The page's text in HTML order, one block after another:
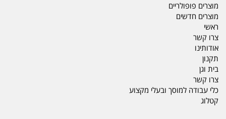
מוצרים פופולריים
מוצרים חדשים
ראשי
צרו קשר
אודותינו
תקנון
בית וגן
צרו קשר
כלי עבודה למוסך ובעלי מקצוע
קטלוג